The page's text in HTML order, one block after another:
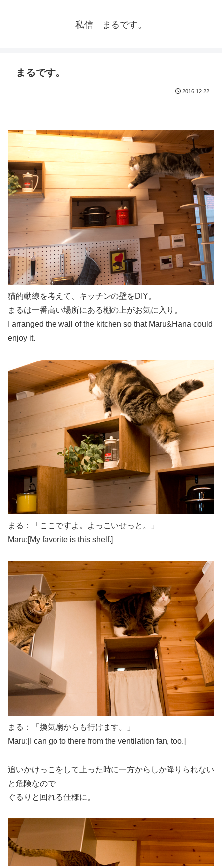
私信 まるです。
まるです。
2016.12.22
猫的動線を考えて、キッチンの壁をDIY。
まるは一番高い場所にある棚の上がお気に入り。
I arranged the wall of the kitchen so that Maru&Hana could
enjoy it.
まる：「ここですよ。よっこいせっと。」
Maru:[My favorite is this shelf.]
まる：「換気扇からも行けます。」
Maru:[I can go to there from the ventilation fan, too.]
追いかけっこをして上った時に一方からしか降りられない
と危険なので
ぐるりと回れる仕様に。